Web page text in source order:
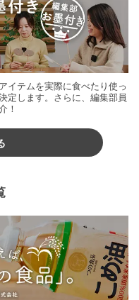
イテムを実際に食べたり使っ
定します。さらに、編集部員
！